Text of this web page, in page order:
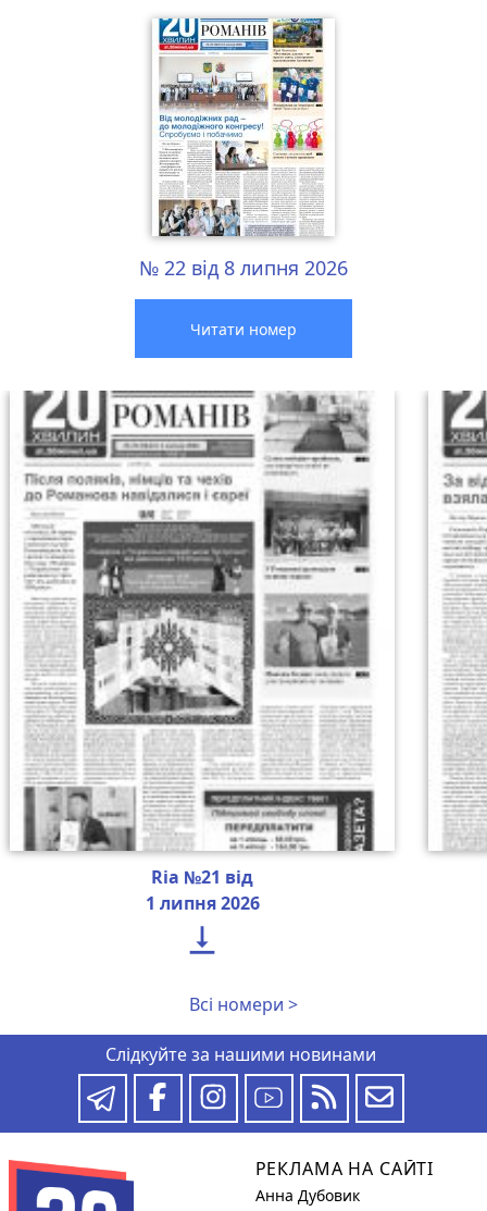
№ 22 від 8 липня 2026
Читати номер
Ria №21 від
1 липня 2026

Всі номери >
Слідкуйте за нашими новинами
РЕКЛАМА НА САЙТІ
Анна Дубовик